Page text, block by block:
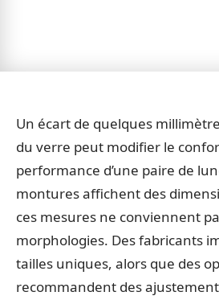
Un écart de quelques
du verre peut modifier le
performance d’une paire de
montures affichent des
ces mesures ne conviennent
morphologies. Des fabricants
tailles uniques, alors que des
recommandent des